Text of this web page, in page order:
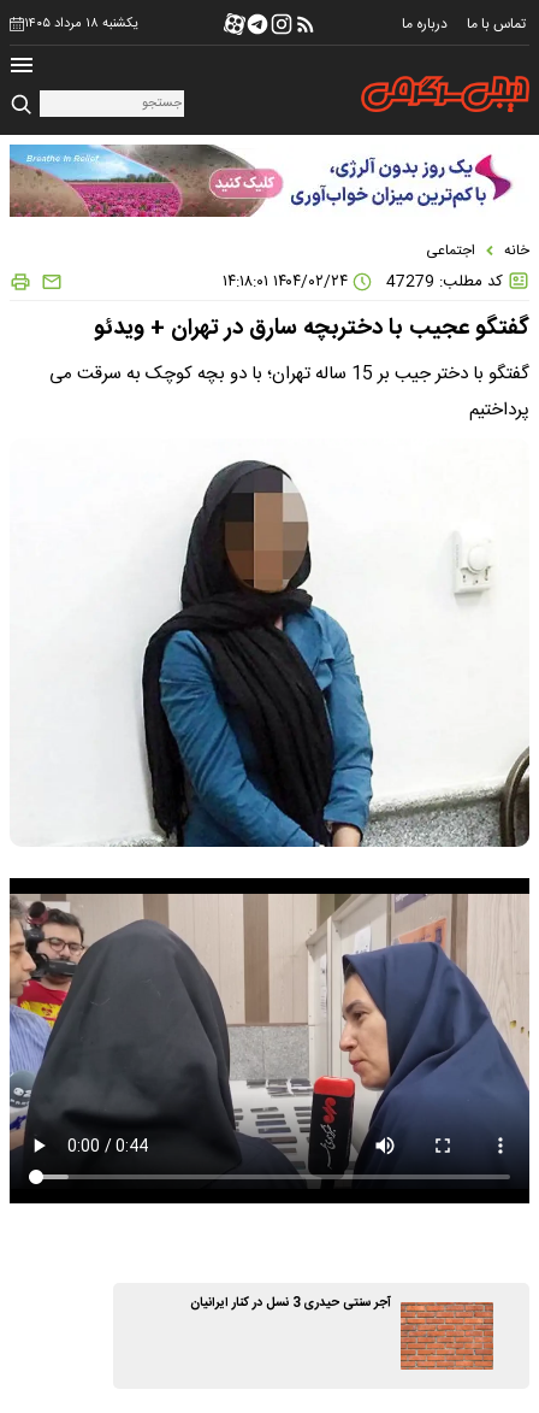
تماس با ما درباره ما یکشنبه ۱۸ مرداد ۱۴۰۵
خانه اجتماعی
کد مطلب: 47279
گفتگو عجیب با دختربچه سارق در تهران + ویدئو
گفتگو با دختر جیب بر 15 ساله تهران؛ با دو بچه کوچک به سرقت می
پرداختیم
آجر سنتی حیدری 3 نسل در کنار ایرانیان